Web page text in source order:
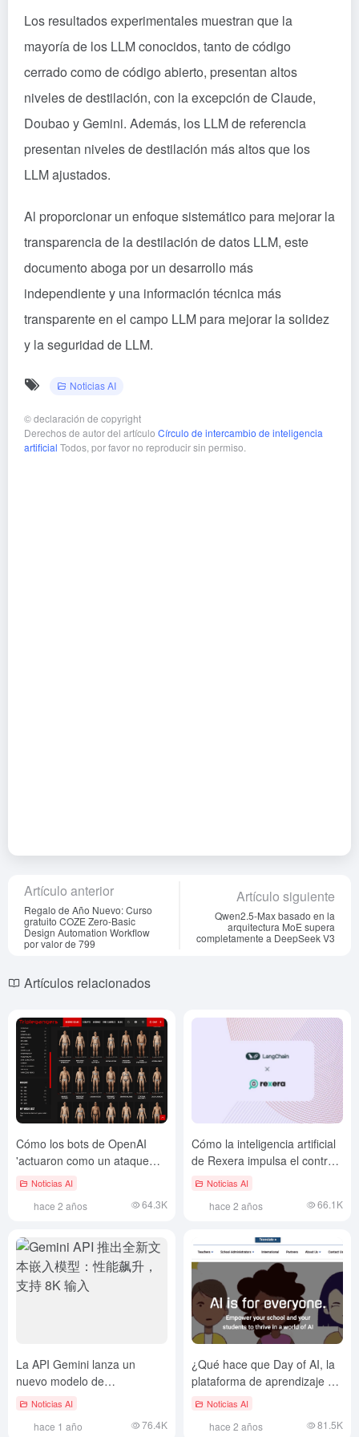
Los resultados experimentales muestran que la
mayoría de los LLM conocidos, tanto de código
cerrado como de código abierto, presentan altos
niveles de destilación, con la excepción de Claude,
Doubao y Gemini. Además, los LLM de referencia
presentan niveles de destilación más altos que los
LLM ajustados.
Al proporcionar un enfoque sistemático para mejorar la
transparencia de la destilación de datos LLM, este
documento aboga por un desarrollo más
independiente y una información técnica más
transparente en el campo LLM para mejorar la solidez
y la seguridad de LLM.
Noticias AI
©declaración de copyright
Derechos de autor del artículo Círculo de intercambio de inteligencia
artificial Todos, por favor no reproducir sin permiso.
Artículo anterior
Regalo de Año Nuevo: Curso
gratuito COZE Zero-Basic
Design Automation Workflow
por valor de 799
Artículo siguiente
Qwen2.5-Max basado en la
arquitectura MoE supera
completamente a DeepSeek V3
Artículos relacionados
Cómo los bots de OpenAI
'actuaron como un ataque
DDoS' para destruir la web
personas
Noticias AI
hace 2 años 64.3K
Cómo la inteligencia artificial
de Rexera impulsa el control
de calidad con LangGraph
Noticias AI
hace 2 años 66.1K
La API Gemini lanza un
nuevo modelo de
incrustación de texto:
compatibilidad con entradas
Noticias AI
hace 1 año 76.4K
¿Qué hace que Day of AI, la
plataforma de aprendizaje de
IA del MIT, resulte atractiva
secundaria de más de 110
Noticias AI
hace 2 años 81.5K